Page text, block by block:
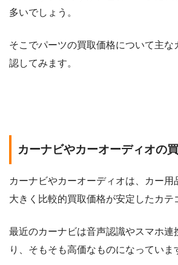
多いでしょう。
そこでパーツの買取価格について主な
認してみます。
カーナビやカーオーディオの
カーナビやカーオーディオは、カー用
大きく比較的買取価格が安定したカテ
最近のカーナビは音声認識やスマホ連
り、そもそも高価なものになっていま